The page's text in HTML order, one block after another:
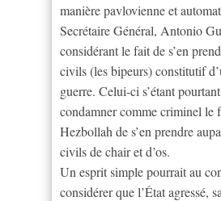
manière pavlovienne et
Secrétaire Général, Antonio
considérant le fait de s’en
civils (les bipeurs) constitutif
guerre. Celui-ci s’étant
condamner comme criminel le
Hezbollah de s’en prendre
civils de chair et d’os.
Un esprit simple pourrait au
considérer que l’État agressé,